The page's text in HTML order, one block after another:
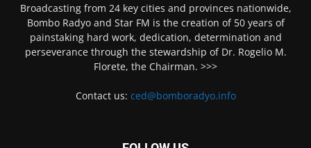
Broadcasting from 24 key cities and provinces nationwide,
Bombo Radyo and Star FM is the creation of 50 years of
painstaking hard work, dedication, determination and
perseverance through the stewardship of Dr. Rogelio M.
Florete, the Chairman. >>>
Contact us: ced@bomboradyo.info